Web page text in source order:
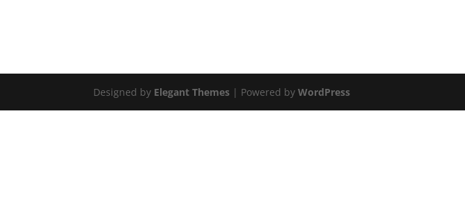
Designed by Elegant Themes | Powered byWordPress